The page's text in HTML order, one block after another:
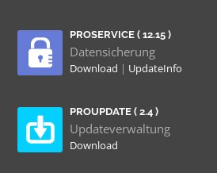
PROSERVICE ( 12.15 )
Datensicherung
Download | UpdateInfo
PROUPDATE ( 2.4 )
Updateverwaltung
Download